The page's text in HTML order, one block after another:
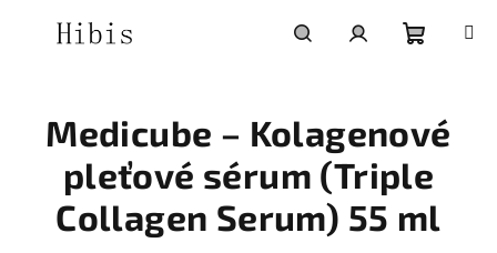
košík
Medicube – Kolagenové
pleťové sérum (Triple
Collagen Serum) 55 ml